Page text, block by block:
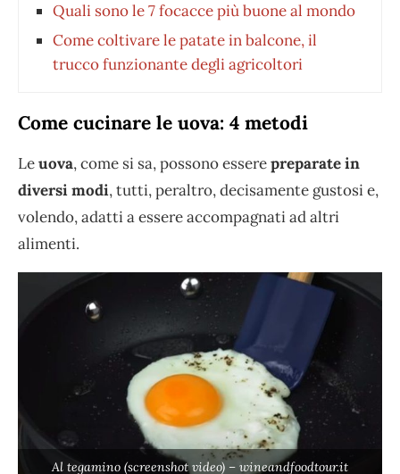
Quali sono le 7 focacce più buone al mondo
Come coltivare le patate in balcone, il
trucco funzionante degli agricoltori
Come cucinare le uova: 4 metodi
Leuova, come si sa, possono esserepreparate in
diversi modi, tutti, peraltro, decisamente gustosi e,
volendo, adatti a essere accompagnati ad altri
alimenti.
Al tegamino (screenshot video) – wineandfoodtour.it